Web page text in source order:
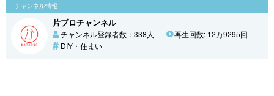
チャンネル情報
片プロチャンネル
チャンネル登録者数：338人
再生回数: 12万9295回
DIY・住まい